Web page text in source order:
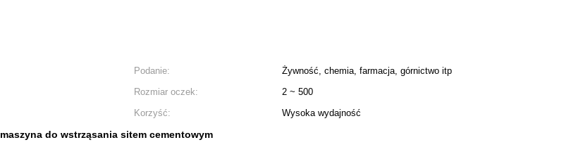
Podanie:
Żywność, chemia, farmacja, górnictwo itp
Rozmiar oczek:
2 ~ 500
Korzyść:
Wysoka wydajność
maszyna do wstrząsania sitem cementowym